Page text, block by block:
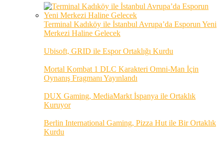
Terminal Kadıköy ile İstanbul Avrupa’da Esporun Yeni
Merkezi Haline Gelecek
Ubisoft, GRID ile Espor Ortaklığı Kurdu
Mortal Kombat 1 DLC Karakteri Omni-Man İçin
Oynanış Fragmanı Yayınlandı
DUX Gaming, MediaMarkt İspanya ile Ortaklık
Kuruyor
Berlin International Gaming, Pizza Hut ile Bir Ortaklık
Kurdu